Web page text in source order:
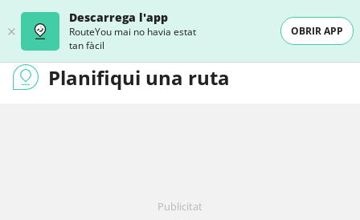
Descarrega l'app
RouteYou mai no havia estat
tan fàcil
OBRIR APP
Planifiqui una ruta
Publicitat